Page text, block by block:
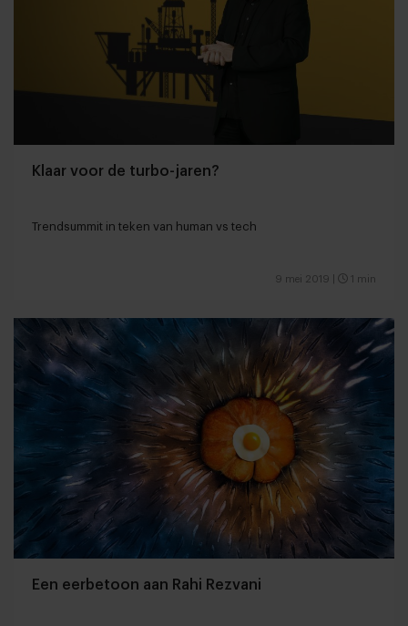
Klaar voor de turbo-jaren?
Trendsummit in teken van human vs tech
9 mei 2019 1 min
Een eerbetoon aan Rahi Rezvani